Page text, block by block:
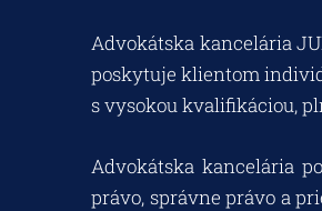
Advokátska kancelária
poskytuje klientom
s vysokou kvalifikáciou,
Advokátska kancelária
právo, správne právo a